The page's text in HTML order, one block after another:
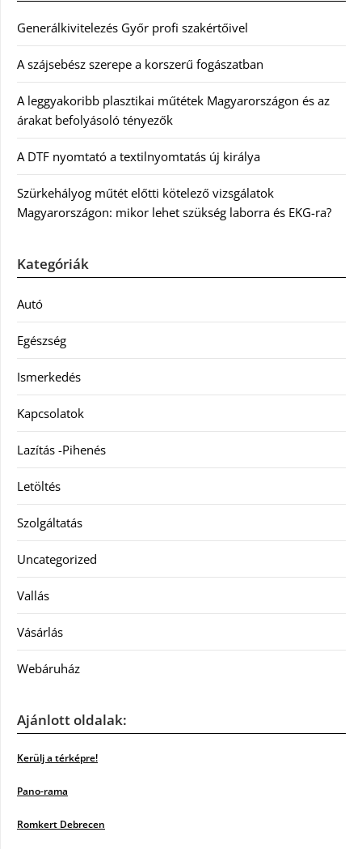
Generálkivitelezés Győr profi szakértőivel
A szájsebész szerepe a korszerű fogászatban
A leggyakoribb plasztikai műtétek Magyarországon és az
árakat befolyásoló tényezők
A DTF nyomtató a textilnyomtatás új királya
Szürkehályog műtét előtti kötelező vizsgálatok
Magyarországon: mikor lehet szükség laborra és EKG-ra?
Kategóriák
Autó
Egészség
Ismerkedés
Kapcsolatok
Lazítás -Pihenés
Letöltés
Szolgáltatás
Uncategorized
Vallás
Vásárlás
Webáruház
Ajánlott oldalak:
Kerülj a térképre!
Pano-rama
Romkert Debrecen